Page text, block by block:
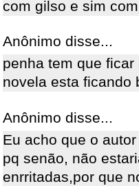
com gilso e sim
Anônimo disse...
penha tem que
novela esta ficando
Anônimo disse...
Eu acho que o
pq senão, não
enrritadas,por que